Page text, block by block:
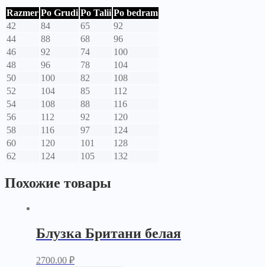
Razmer Po Grudi Po Talii Po bedram
42
84 65
92
44
88 68
96
46
92 74
100
48
96 78
104
50
100 82
108
52
104 85
112
54
108 88
116
56
112 92
120
58
116 97
124
60
120 101
128
62
124 105 132
Похожие товары
Блузка Британи белая
2700.00 ₽